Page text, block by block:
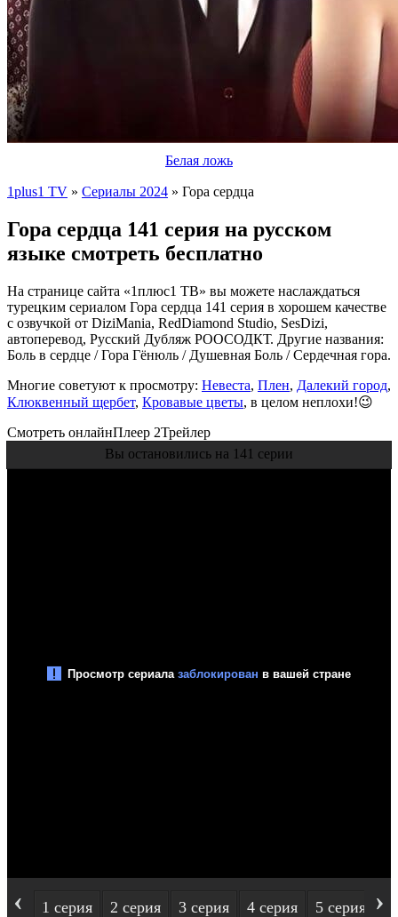
Белая ложь
1plus1 TV » Сериалы 2024 » Гора сердца
Гора сердца 141 серия на русском
языке смотреть бесплатно
На странице сайта «1плюс1 ТВ» вы можете наслаждаться
турецким сериалом Гора сердца 141 серия в хорошем качестве
с озвучкой от DiziMania, RedDiamond Studio, SesDizi,
автоперевод, Русский Дубляж РООСОДКТ. Другие названия:
Боль в сердце / Гора Гёнюль / Душевная Боль / Сердечная гора.
Многие советуют к просмотру: Невеста, Плен, Далекий город,
Клюквенный щербет, Кровавые цветы, в целом неплохи!😉
Смотреть онлайнПлеер 2Трейлер
Вы остановились на 141 серии
‹ 1 серия 2 серия 3 серия 4 серия 5 серия ›